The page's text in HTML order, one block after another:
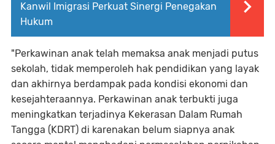
Kanwil Imigrasi Perkuat Sinergi Penegakan
Hukum
"Perkawinan anak telah memaksa anak menjadi putus
sekolah, tidak memperoleh hak pendidikan yang layak
dan akhirnya berdampak pada kondisi ekonomi dan
kesejahteraannya. Perkawinan anak terbukti juga
meningkatkan terjadinya Kekerasan Dalam Rumah
Tangga (KDRT) di karenakan belum siapnya anak